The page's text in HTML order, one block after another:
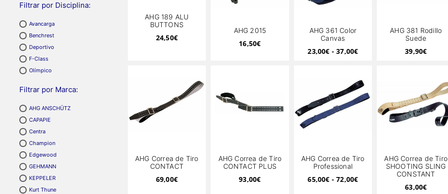
Filtrar por Disciplina:
Avancarga
Benchrest
Deportivo
F-Class
Olímpico
Filtrar por Marca:
AHG ANSCHÜTZ
CAPAPIE
Centra
Champion
Edgewood
GEHMANN
KEPPELER
Kurt Thune
AHG 189 ALU
BUTTONS
24,50€
AHG 2015
16,50€
AHG 361 Color
Canvas
23,00€ - 37,00€
AHG 381 Rodillo
Suede
39,90€
AHG Correa de Tiro
CONTACT
69,00€
AHG Correa de Tiro
CONTACT PLUS
93,00€
AHG Correa de Tiro
Professional
65,00€ - 72,00€
AHG Correa de Tiro
SHOOTING SLING
CONSTANT
63,00€